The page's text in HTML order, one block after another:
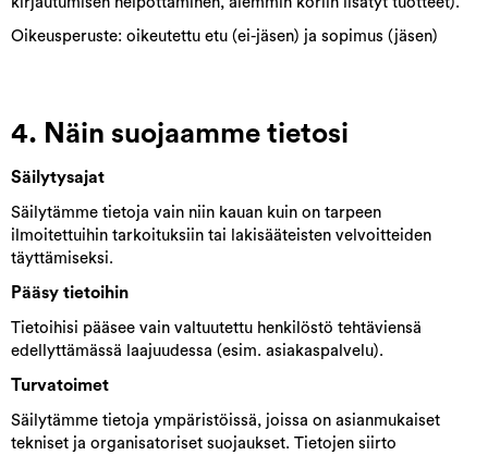
Oikeusperuste: oikeutettu etu (ei-jäsen) ja sopimus (jäsen)
4. Näin suojaamme tietosi
Säilytysajat
Säilytämme tietoja vain niin kauan kuin on tarpeen
ilmoitettuihin tarkoituksiin tai lakisääteisten velvoitteiden
täyttämiseksi.
Pääsy tietoihin
Tietoihisi pääsee vain valtuutettu henkilöstö tehtäviensä
edellyttämässä laajuudessa (esim. asiakaspalvelu).
Turvatoimet
Säilytämme tietoja ympäristöissä, joissa on asianmukaiset
tekniset ja organisatoriset suojaukset. Tietojen siirto